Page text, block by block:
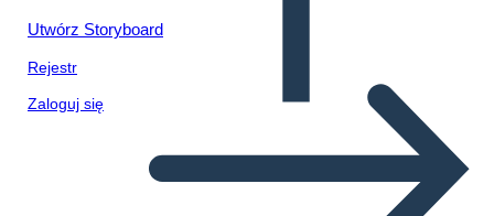
Utwórz Storyboard
Rejestr
Zaloguj się